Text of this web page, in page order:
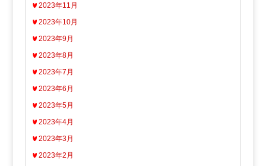
2023年11月
2023年10月
2023年9月
2023年8月
2023年7月
2023年6月
2023年5月
2023年4月
2023年3月
2023年2月